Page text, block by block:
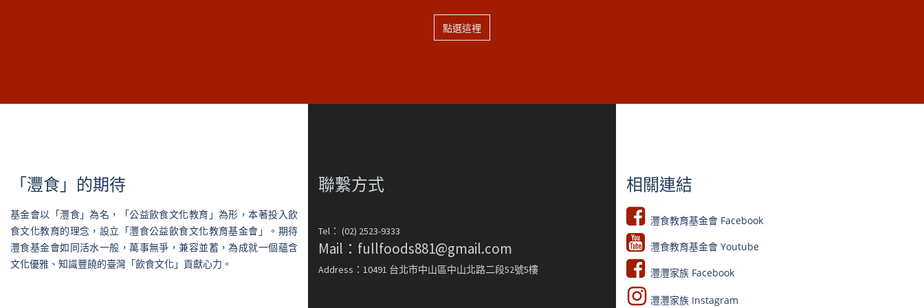
點選這裡
「灃食」的期待
基金會以「灃食」為名，「公益飲食文化教育」為形，本著投入飲
食文化教育的理念，設立「灃食公益飲食文化教育基金會」。期待
灃食基金會如同活水一般，萬事無爭，兼容並蓄，為成就一個蘊含
文化優雅、知識豐饒的臺灣「飲食文化」貢獻心力。
聯繫方式
Tel： (02) 2523-9333
Mail：fullfoods881@gmail.com
Address：10491 台北市中山區中山北路二段52號5樓
相關連結
灃食教育基金會 Facebook​
灃食教育基金會 Youtube​​
灃灃家族 Facebook
灃灃家族 Instagram